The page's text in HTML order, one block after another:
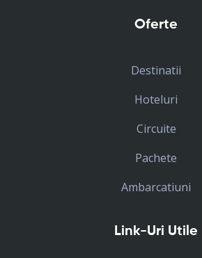
Oferte
Destinatii
Hoteluri
Circuite
Pachete
Ambarcatiuni
Link-Uri Utile